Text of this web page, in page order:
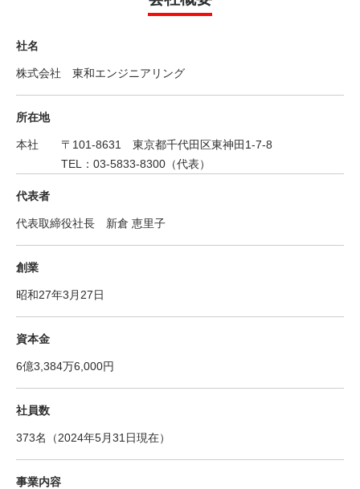
社名
株式会社 東和エンジニアリング
所在地
本社 〒101-8631 東京都千代田区東神田1-7-8
TEL：03-5833-8300（代表）
代表者
代表取締役社長 新倉 恵里子
創業
昭和27年3月27日
資本金
6億3,384万6,000円
社員数
373名（2024年5月31日現在）
事業内容